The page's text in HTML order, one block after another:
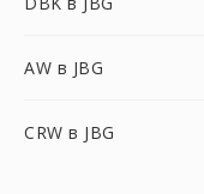
AW в JBG
CRW в JBG